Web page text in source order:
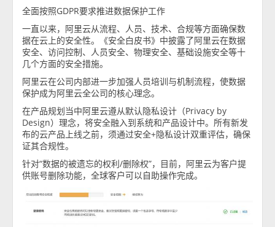
全面按照GDPR要求推进数据保护工作
一直以来，阿里云从流程、人员、技术、合规等方面确保数
据在云上的安全性。《安全白皮书》中披露了阿里云在数据
安全、访问控制、人员安全、物理安全、基础设施安全等十
几个方面的安全措施。
阿里云在公司内部进一步加强人员培训与机制流程，使数据
保护成为阿里云全公司的核心理念。
在产品规划当中阿里云遵从默认隐私设计（Privacy by
Design）理念，将安全融入到系统和产品设计中。所有新发
布的云产品上线之前，须通过安全+隐私设计双重评估，确保
证其合规性。
针对“数据的被遗忘的权利/删除权”，目前，阿里云为客户提
供账号删除功能，全球客户可以自助操作完成。